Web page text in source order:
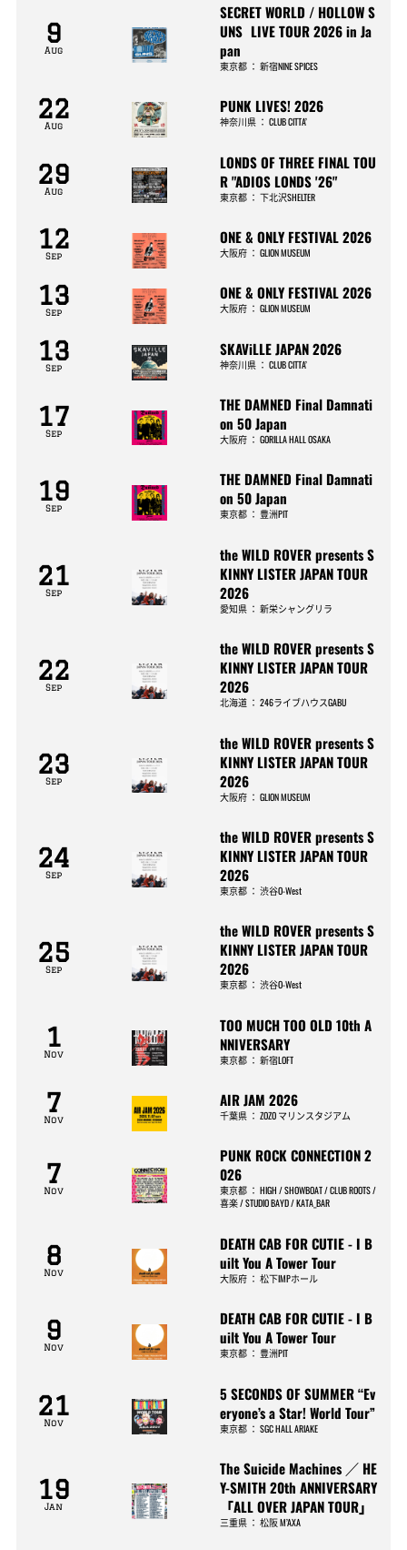
9
Aug
SECRET WORLD / HOLLOW S
UNS LIVE TOUR 2026 in Ja
pan
東京都 ：新宿NINE SPICES
22
Aug
PUNK LIVES! 2026
神奈川県 ：CLUB CITTA’
29
Aug
LONDS OF THREE FINAL TOU
R "ADIOS LONDS '26"
東京都 ：下北沢SHELTER
12
Sep
ONE & ONLY FESTIVAL 2026
大阪府 ：GLION MUSEUM
13
Sep
ONE & ONLY FESTIVAL 2026
大阪府 ：GLION MUSEUM
13
Sep
SKAViLLE JAPAN 2026
神奈川県 ：CLUB CITTA’
17
Sep
THE DAMNED Final Damnati
on 50 Japan
大阪府 ：GORILLA HALL OSAKA
19
Sep
THE DAMNED Final Damnati
on 50 Japan
東京都 ：豊洲PIT
21
Sep
the WILD ROVER presents S
KINNY LISTER JAPAN TOUR
2026
愛知県 ：新栄シャングリラ
22
Sep
the WILD ROVER presents S
KINNY LISTER JAPAN TOUR
2026
北海道 ：246ライブハウスGABU
23
Sep
the WILD ROVER presents S
KINNY LISTER JAPAN TOUR
2026
大阪府 ：GLION MUSEUM
24
Sep
the WILD ROVER presents S
KINNY LISTER JAPAN TOUR
2026
東京都 ：渋谷O-West
25
Sep
the WILD ROVER presents S
KINNY LISTER JAPAN TOUR
2026
東京都 ：渋谷O-West
1
Nov
TOO MUCH TOO OLD 10th A
NNIVERSARY
東京都 ：新宿LOFT
7
Nov
AIR JAM 2026
千葉県 ：ZOZO マリンスタジアム
7
Nov
PUNK ROCK CONNECTION 2
026
東京都 ：HIGH / SHOWBOAT / CLUB ROOTS /
喜楽 / STUDIO BAYD / KATA_BAR
8
Nov
DEATH CAB FOR CUTIE - I B
uilt You A Tower Tour
大阪府 ：松下IMPホール
9
Nov
DEATH CAB FOR CUTIE - I B
uilt You A Tower Tour
東京都 ：豊洲PIT
21
Nov
5 SECONDS OF SUMMER “Ev
eryone’s a Star! World Tour”
東京都 ：SGC HALL ARIAKE
19
Jan
The Suicide Machines ／ HE
Y-SMITH 20th ANNIVERSARY
「ALL OVER JAPAN TOUR」
三重県 ：松阪 M’AXA